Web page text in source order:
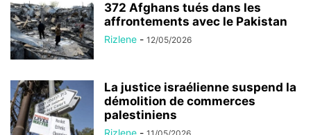
372 Afghans tués dans les
affrontements avec le Pakistan
Rizlene - 12/05/2026
La justice israélienne suspend la
démolition de commerces
palestiniens
Rizlene -